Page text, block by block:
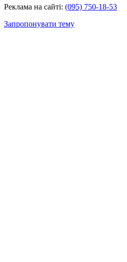
Реклама на сайті: (095) 750-18-53
Запропонувати тему